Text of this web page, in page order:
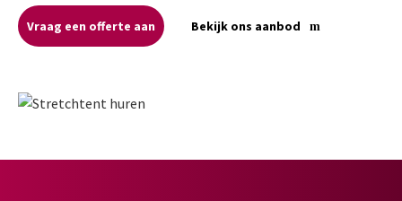
Vraag een offerte aan Bekijk ons aanbod